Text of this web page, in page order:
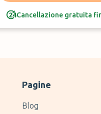
Cancellazione gratuita
Pagine
Blog